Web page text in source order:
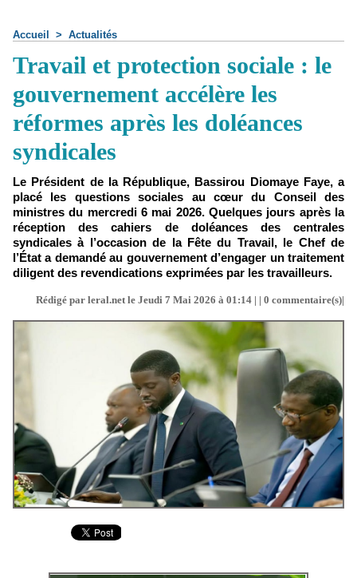
Accueil > Actualités
Travail et protection sociale : le
gouvernement accélère les
réformes après les doléances
syndicales
Le Président de la République, Bassirou Diomaye Faye, a
placé les questions sociales au cœur du Conseil des
ministres du mercredi 6 mai 2026. Quelques jours après la
réception des cahiers de doléances des centrales
syndicales à l’occasion de la Fête du Travail, le Chef de
l’État a demandé au gouvernement d’engager un traitement
diligent des revendications exprimées par les travailleurs.
Rédigé par leral.net le Jeudi 7 Mai 2026 à 01:14 | | 0 commentaire(s)|